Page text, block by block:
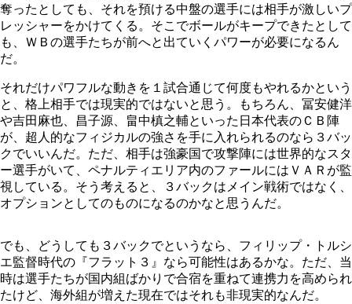
奪ったとしても、それを預ける中盤の選手には相手が激しいプ
レッシャーをかけてくる。そこでボールがキープできたとして
も、ＷＢの選手たちが前へと出ていくパワーが必要になるん
だ。
それだけパワフルな動きを１試合通じて何度もやれるかという
と、格上相手では現実的ではないと思う。もちろん、冨安健洋
や吉田麻也、昌子源、畠中槙之輔といった日本代表のＣＢ陣
が、超人的なフィジカルの強さを手に入れられるのなら３バッ
クでいいんだ。ただ、相手は強豪国で攻撃陣には世界的なスタ
ー選手がいて、ペナルティエリア内のファールにはＶＡＲが監
視している。そう考えると、３バックはメイン戦術ではなく、
オプションとしてのものになるのかなと思うんだ。
でも、どうしても３バックでというなら、フィリップ・トルシ
エ監督時代の『フラット３』なら可能性はあるかな。ただ、当
時は選手たちが国内組ばかりで合宿を重ねて連携力を高められ
たけど、海外組が増えた現在ではそれも非現実的なんだ。